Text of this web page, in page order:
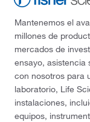
Mantenemos el
millones de
mercados de
ensayo, asistencia
con nosotros para
laboratorio, Life
instalaciones,
equipos,